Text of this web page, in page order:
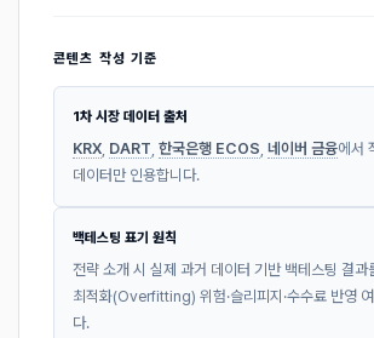
콘텐츠 작성 기준
1차 시장 데이터 출처
KRX DART 한국은행 ECOS 네이버 금융에서
데이터만 인용합니다.
백테스팅 표기 원칙
전략 소개 시 실제 과거 데이터 기반 백테스팅 결과
최적화(Overfitting) 위험·슬리피지·수수료 반영 여
다.